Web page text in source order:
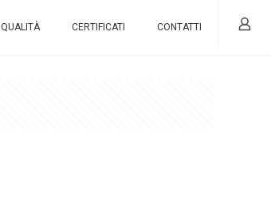
QUALITÀ CERTIFICATI CONTATTI